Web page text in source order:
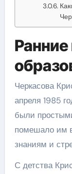
Черкасова
апреля 1985
были
помешало им
знаниям и
С детства